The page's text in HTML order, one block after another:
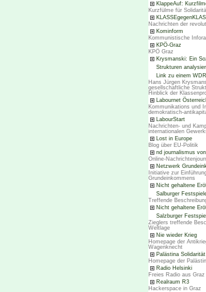
KlappeAuf:
Kurzfülme für
Nachrichten der
Kominform
Kommunistische
KPÖ-Graz
KPÖ Graz
Krysmanski: Ein
Strukturen
Link zu einem
Hans Jürgen
gesellschaftliche
Hinblick der
Labournet
Kommunikations und
demokratisch-
LabourStart
Nachrichten- und
internationalen
Lost in Europe
Blog über EU-Politik
nd journalismus
Online-
Netzwerk
Initiative zur
Grundeinkommens
Nicht gehaltene
Salburger
Treffende
Nicht gehaltene
Salzburger
Zieglers treffende
Weltlage
Nie wieder Krieg
Homepage der
Wagenknecht
Palästina Solidarität
Homepage der
Radio Helsinki
Freies Radio aus Graz
Realraum R3
Hackerspace in Graz